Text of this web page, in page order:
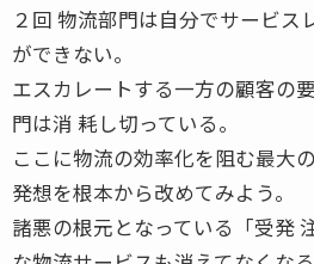
２回 物流部門は自分でサービス
ができない。
エスカレートする一方の顧客の
門は消 耗し切っている。
ここに物流の効率化を阻む最大
発想を根本から改めてみよう。
諸悪の根元となっている「受発